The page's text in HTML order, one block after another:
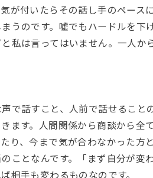
が付いたらその話し手のペース
うのです。嘘でもハードルを下
私は言ってはいません。一人か
で話すこと、人前で話せるこ
ます。人間関係から商談から全
り、今まで気が合わなかった方
ことなんです。「まず自分が変
相手も変わるものなのです。